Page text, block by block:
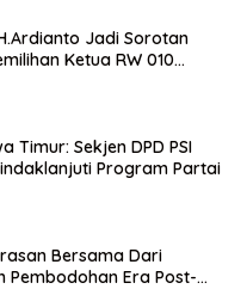
Jadi Sorotan
Ketua RW 010
Timur: Sekjen DPD PSI
Program Partai
Bersama Dari
Pembodohan Era Post-